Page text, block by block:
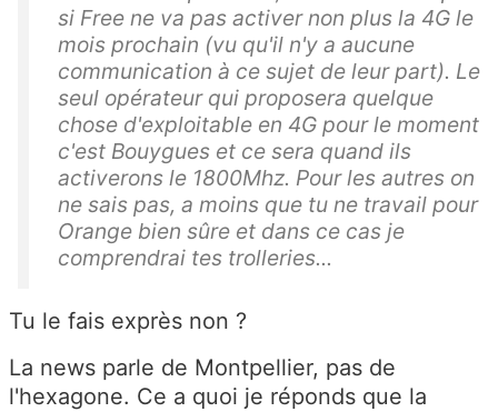
si Free ne va pas activer non plus la 4G le
mois prochain (vu qu'il n'y a aucune
communication à ce sujet de leur part). Le
seul opérateur qui proposera quelque
chose d'exploitable en 4G pour le moment
c'est Bouygues et ce sera quand ils
activerons le 1800Mhz. Pour les autres on
ne sais pas, a moins que tu ne travail pour
Orange bien sûre et dans ce cas je
comprendrai tes trolleries...
Tu le fais exprès non ?
La news parle de Montpellier, pas de
l'hexagone. Ce a quoi je réponds que la